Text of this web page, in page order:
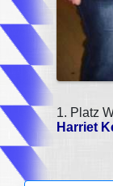
1. Platz
Harriet